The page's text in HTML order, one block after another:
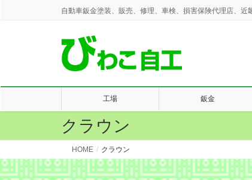
自動車鈑金塗装、販売、修理、車検、損害保険代理店、近
工場 鈑金
クラウン
HOME クラウン